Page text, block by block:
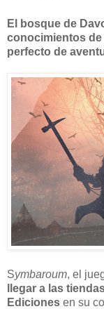
El bosque de
conocimientos
perfecto de
Symbaroum, el
llegar a las
Ediciones en su